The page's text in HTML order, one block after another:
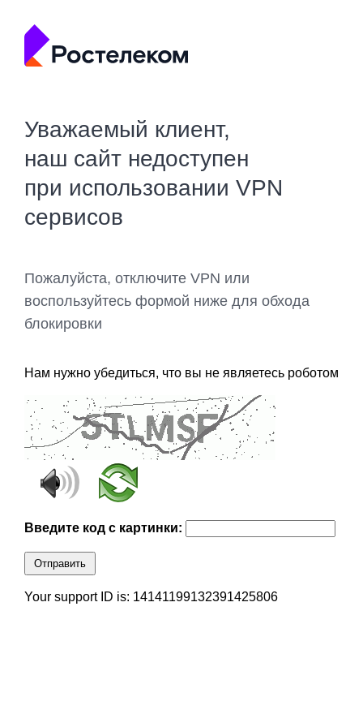
Уважаемый клиент,
наш сайт недоступен
при использовании VPN
сервисов
Пожалуйста, отключите VPN или
воспользуйтесь формой ниже для обхода
блокировки
Нам нужно убедиться, что вы не являетесь роботом
Введите код с картинки:
Отправить
Your support ID is: 14141199132391425806